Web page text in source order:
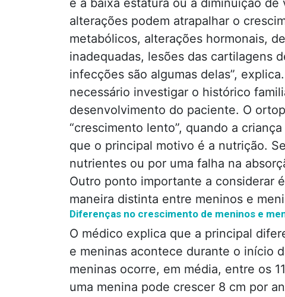
é a baixa estatura ou a diminuição
alterações podem atrapalhar o
metabólicos, alterações hormonais,
inadequadas, lesões das cartilagens
infecções são algumas delas”,
necessário investigar o histórico
desenvolvimento do paciente. O
“crescimento lento”, quando a
que o principal motivo é a nutrição.
nutrientes ou por uma falha na
Outro ponto importante a considerar
maneira distinta entre meninos e
Diferenças no crescimento de meninos e
O médico explica que a principal
e meninas acontece durante o início
meninas ocorre, em média, entre os
uma menina pode crescer 8 cm por